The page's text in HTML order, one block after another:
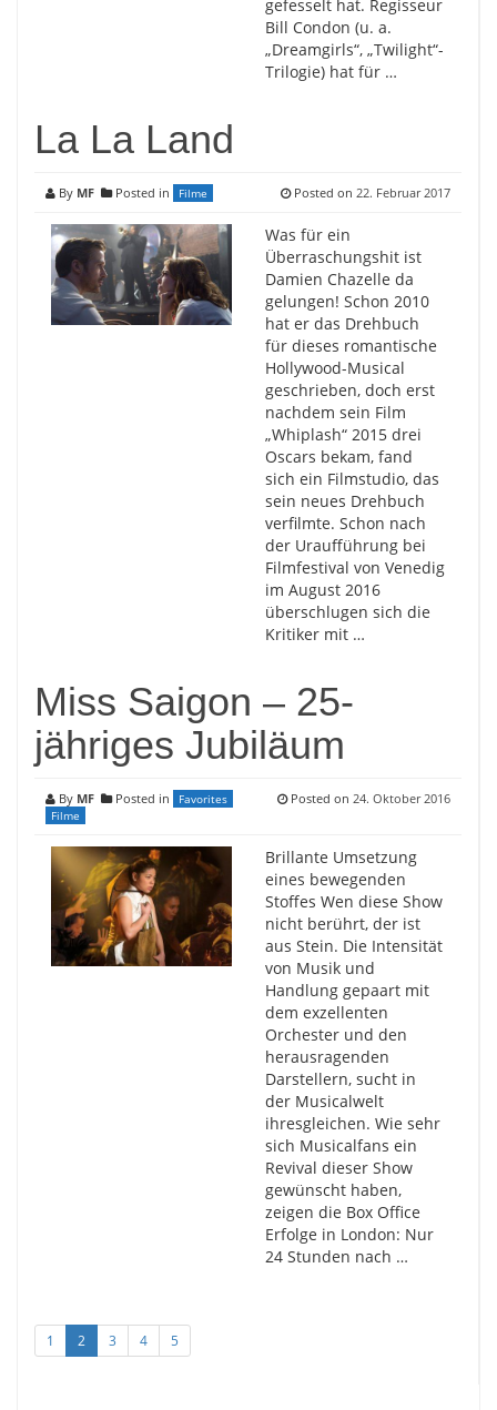
gefesselt hat. Regisseur
Bill Condon (u. a.
„Dreamgirls“, „Twilight“-
Trilogie) hat für …
La La Land
By MF Posted in Filme Posted on 22. Februar 2017
Was für ein
Überraschungshit ist
Damien Chazelle da
gelungen! Schon 2010
hat er das Drehbuch
für dieses romantische
Hollywood-Musical
geschrieben, doch erst
nachdem sein Film
„Whiplash“ 2015 drei
Oscars bekam, fand
sich ein Filmstudio, das
sein neues Drehbuch
verfilmte. Schon nach
der Uraufführung bei
Filmfestival von Venedig
im August 2016
überschlugen sich die
Kritiker mit …
Miss Saigon – 25-
jähriges Jubiläum
By MF Posted in
Favorites
Filme
Posted on 24. Oktober 2016
Brillante Umsetzung
eines bewegenden
Stoffes Wen diese Show
nicht berührt, der ist
aus Stein. Die Intensität
von Musik und
Handlung gepaart mit
dem exzellenten
Orchester und den
herausragenden
Darstellern, sucht in
der Musicalwelt
ihresgleichen. Wie sehr
sich Musicalfans ein
Revival dieser Show
gewünscht haben,
zeigen die Box Office
Erfolge in London: Nur
24 Stunden nach …
1 2 3 4 5